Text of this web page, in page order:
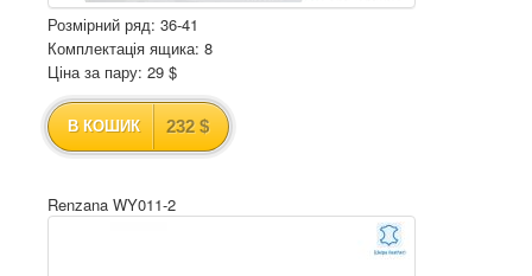
Розмірний ряд: 36-41
Комплектація ящика: 8
Ціна за пару: 29 $
В КОШИК 232 $
Renzana WY011-2